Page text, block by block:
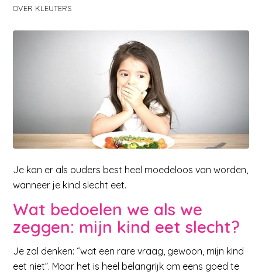
OVER KLEUTERS
Je kan er als ouders best heel moedeloos van worden,
wanneer je kind slecht eet.
Wat bedoelen we als we
zeggen: mijn kind eet slecht?
Je zal denken: “wat een rare vraag, gewoon, mijn kind
eet niet”. Maar het is heel belangrijk om eens goed te